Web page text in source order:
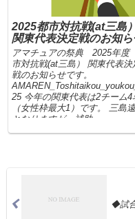
2025都市対抗戦(at三島
関東代表決定戦のお知
アマチュアの祭典 2025年
市対抗戦(at三島） 関東代表決
戦のお知らせです。
25 今年の関東代表は2チーム4
（女性枠最大1）です。 三島
となりますが、補助...
◆試